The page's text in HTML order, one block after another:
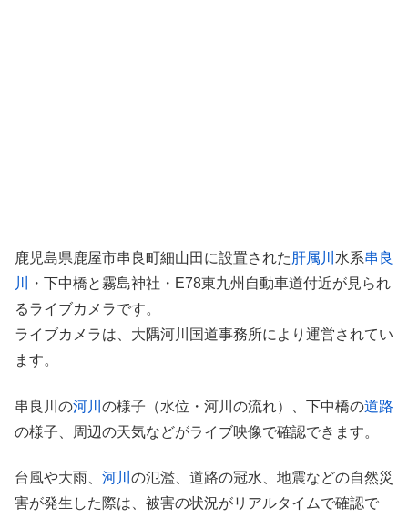
鹿児島県鹿屋市串良町細山田に設置された肝属川 水系串良
川
・下中橋と霧島神社・E78東九州自動車道付近が見られ
るライブカメラです。
ライブカメラは、大隅河川国道事務所により運営されてい
ます。
串良川の河川 の様子（水位・河川の流れ）、下中橋の道路
の様子、周辺の天気などがライブ映像で確認できます。
台風や大雨、 河川 の氾濫、道路の冠水、地震などの自然災
害が発生した際は、被害の状況がリアルタイムで確認で